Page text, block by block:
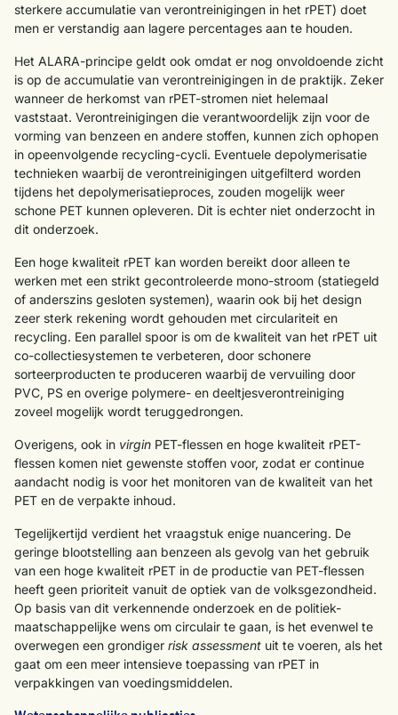
sterkere accumulatie van verontreinigingen in het rPET) doet
men er verstandig aan lagere percentages aan te houden.
Het ALARA-principe geldt ook omdat er nog onvoldoende zicht
is op de accumulatie van verontreinigingen in de praktijk. Zeker
wanneer de herkomst van rPET-stromen niet helemaal
vaststaat. Verontreinigingen die verantwoordelijk zijn voor de
vorming van benzeen en andere stoffen, kunnen zich ophopen
in opeenvolgende recycling-cycli. Eventuele depolymerisatie
technieken waarbij de verontreinigingen uitgefilterd worden
tijdens het depolymerisatieproces, zouden mogelijk weer
schone PET kunnen opleveren. Dit is echter niet onderzocht in
dit onderzoek.
Een hoge kwaliteit rPET kan worden bereikt door alleen te
werken met een strikt gecontroleerde mono-stroom (statiegeld
of anderszins gesloten systemen), waarin ook bij het design
zeer sterk rekening wordt gehouden met circulariteit en
recycling. Een parallel spoor is om de kwaliteit van het rPET uit
co-collectiesystemen te verbeteren, door schonere
sorteerproducten te produceren waarbij de vervuiling door
PVC, PS en overige polymere- en deeltjesverontreiniging
zoveel mogelijk wordt teruggedrongen.
Overigens, ook in virgin PET-flessen en hoge kwaliteit rPET-
flessen komen niet gewenste stoffen voor, zodat er continue
aandacht nodig is voor het monitoren van de kwaliteit van het
PET en de verpakte inhoud.
Tegelijkertijd verdient het vraagstuk enige nuancering. De
geringe blootstelling aan benzeen als gevolg van het gebruik
van een hoge kwaliteit rPET in de productie van PET-flessen
heeft geen prioriteit vanuit de optiek van de volksgezondheid.
Op basis van dit verkennende onderzoek en de politiek-
maatschappelijke wens om circulair te gaan, is het evenwel te
overwegen een grondiger risk assessment uit te voeren, als het
gaat om een meer intensieve toepassing van rPET in
verpakkingen van voedingsmiddelen.